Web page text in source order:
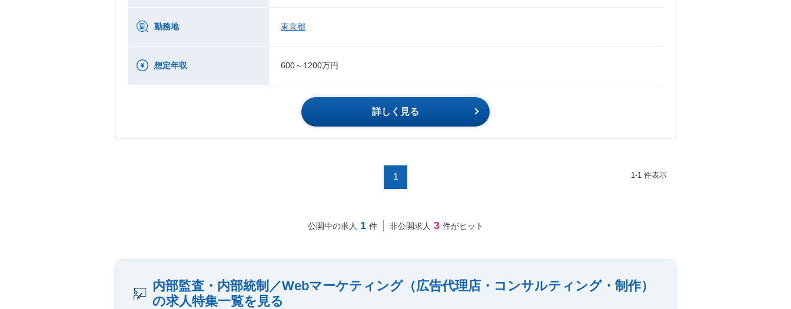
勤務地 東京都
想定年収 600～1200万円
詳しく見る
1 1-1 件表示
公開中の求人 1 件 非公開求人 3 件がヒット
内部監査・内部統制／Webマーケティング（広告代理店・コンサルティング・制作）
の求人特集一覧を見る